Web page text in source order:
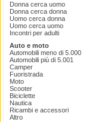
Donna cerca uomo
Donna cerca donna
Uomo cerca donna
Uomo cerca uomo
Incontri per adulti
Auto e moto
Automobili meno di 5.000
Automobili più di 5.001
Camper
Fuoristrada
Moto
Scooter
Biciclette
Nautica
Ricambi e accessori
Altro